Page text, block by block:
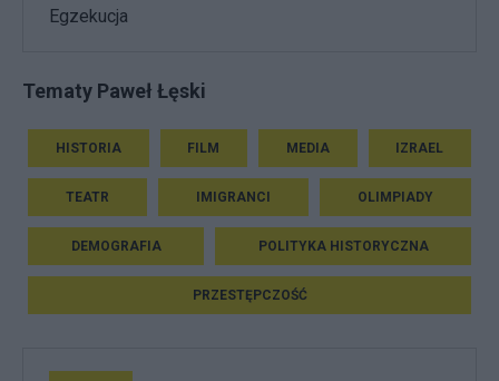
Egzekucja
Tematy Paweł Łęski
HISTORIA FILM MEDIA IZRAEL
TEATR IMIGRANCI OLIMPIADY
DEMOGRAFIA POLITYKA HISTORYCZNA
PRZESTĘPCZOŚĆ